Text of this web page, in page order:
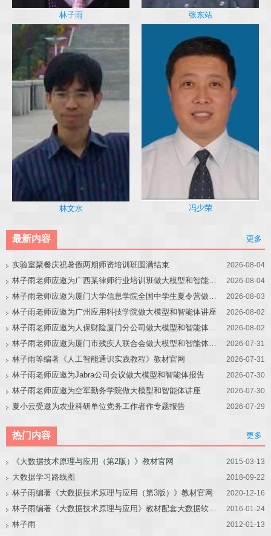
林子雨 张东站
林文水 冯少荣
最新内容 更多
实验室聚餐庆祝暑假两期师资培训班圆满结束 2026-08-04
2026-08-04
2026-08-03
林子雨老师应邀为广州应用科技学院做大模型和智能体讲座 2026-08-02
2026-08-02
2026-07-31
林子雨等编著《人工智能通识实践教程》教材官网 2026-07-31
林子雨老师应邀为Jabra公司会议做大模型和智能体报告 2026-07-30
林子雨老师应邀为空军勤务学院做大模型和智能体讲座 2026-07-30
夏小云受邀为农业科研单位党务工作者作专题报告 2026-07-29
热门内容 更多
《大数据技术原理与应用（第2版）》教材官网 2015-03-13
大数据学习路线图 2018-09-22
林子雨编著《大数据技术原理与应用（第3版）》教材官网 2020-12-16
2016-01-24
林子雨 2012-01-13